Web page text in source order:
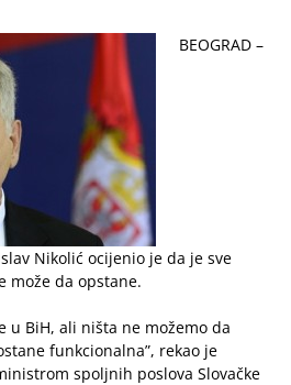
BEOGRAD –
Nikolić ocijenio je da je sve
može da opstane.
u BiH, ali ništa ne možemo da
funkcionalna”, rekao je
spoljnih poslova Slovačke